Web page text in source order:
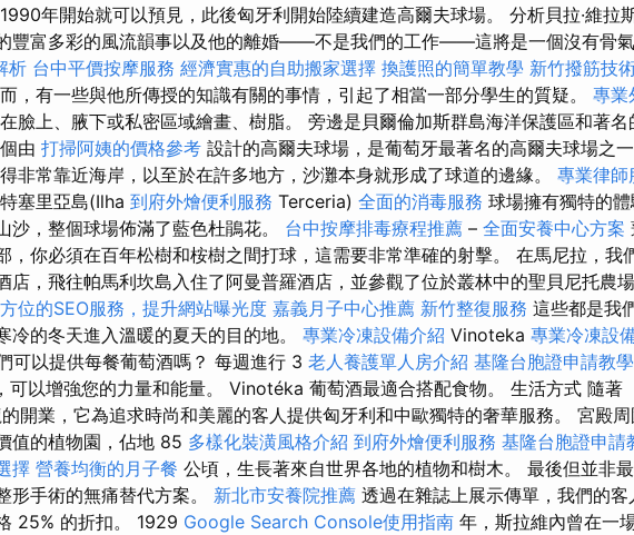
年開始就可以預見，此後匈牙利開始陸續建造高爾夫球場。 分析貝拉·維拉
富多彩的風流韻事以及他的離婚——不是我們的工作——這將是一個沒有骨
析 台中平價按摩服務 經濟實惠的自助搬家選擇 換護照的簡單教學 新竹撥筋技
，有一些與他所傳授的知識有關的事情，引起了相當一部分學生的質疑。 專業
臉上、腋下或私密區域繪畫、樹脂。 旁邊是貝爾倫加斯群島海洋保護區和著名
由 打掃阿姨的價格參考 設計的高爾夫球場，是葡萄牙最著名的高爾夫球場之一
非常靠近海岸，以至於在許多地方，沙灘本身就形成了球道的邊緣。 專業律師
塞里亞島(Ilha 到府外燴便利服務 Terceria) 全面的消毒服務 球場擁有獨特的體
沙，整個球場佈滿了藍色杜鵑花。 台中按摩排毒療程推薦 – 全面安養中心方案
，你必須在百年松樹和桉樹之間打球，這需要非常準確的射擊。 在馬尼拉，我
店，飛往帕馬利坎島入住了阿曼普羅酒店，並參觀了位於叢林中的聖貝尼托農場
位的SEO服務，提升網站曝光度 嘉義月子中心推薦 新竹整復服務 這些都是我
冷的冬天進入溫暖的夏天的目的地。 專業冷凍設備介紹 Vinoteka 專業冷凍設
可以提供每餐葡萄酒嗎？ 每週進行 3 老人養護單人房介紹 基隆台胞證申請教學
可以增強您的力量和能量。 Vinotéka 葡萄酒最適合搭配食物。 生活方式 隨著
開業，它為追求時尚和美麗的客人提供匈牙利和中歐獨特的奢華服務。 宮殿周
值的植物園，佔地 85 多樣化裝潢風格介紹 到府外燴便利服務 基隆台胞證申請
擇 營養均衡的月子餐 公頃，生長著來自世界各地的植物和樹木。 最後但並非
形手術的無痛替代方案。 新北市安養院推薦 透過在雜誌上展示傳單，我們的客
25% 的折扣。 1929 Google Search Console使用指南 年，斯拉維內曾在一